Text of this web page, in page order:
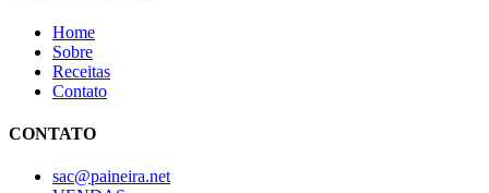
Home
Sobre
Receitas
Contato
CONTATO
sac@paineira.net